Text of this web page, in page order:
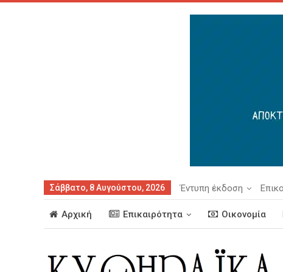
Σάββατο, 8 Αυγούστου, 2026 Έντυπη έκδοση
Αρχική Επικαιρότητα Οικονομία